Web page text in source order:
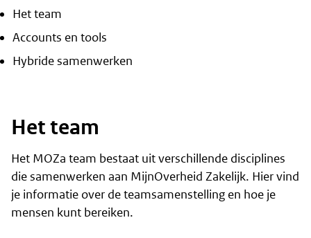
Het team
Accounts en tools
Hybride samenwerken
Het team
Het MOZa team bestaat uit verschillende disciplines
die samenwerken aan MijnOverheid Zakelijk. Hier vind
je informatie over de teamsamenstelling en hoe je
mensen kunt bereiken.